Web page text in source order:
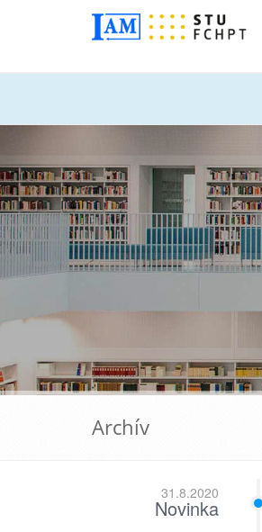
Archív
31.8.2020
Novinka